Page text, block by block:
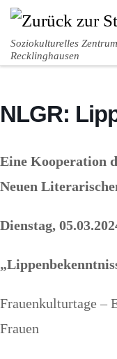
Zum Inhalt
Soziokulturelles
Recklinghausen
NLGR:
Eine Kooperation
Neuen
Dienstag,
Frauenkulturtage –
Frauen